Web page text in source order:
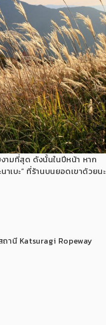
ามที่สุด ดังนั้นในปีหน้า หาก
เบะ” ที่ร้านบนยอดเขาด้วยนะ
านี Katsuragi Ropeway